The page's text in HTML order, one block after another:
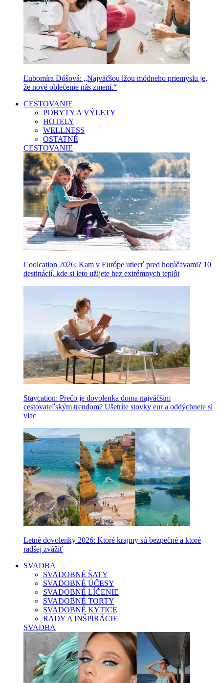
Ľubomíra Dóšová: „Najväčšou lžou módneho priemyslu je,
že nové oblečenie nás zmení.“
CESTOVANIE
POBYTY A VÝLETY
HOTELY
WELLNESS
OSTATNÉ
CESTOVANIE
Coolcation 2026: Kam v Európe utiecť pred horúčavami? 10
destinácií, kde si leto užijete bez extrémnych teplôt
Staycation: Prečo je dovolenka doma najväčším
cestovateľským trendom? Ušetríte stovky eur a oddýchnete si
viac
Letné dovolenky 2026: Ktoré krajiny sú bezpečné a ktoré
radšej zvážiť
SVADBA
SVADOBNÉ ŠATY
SVADOBNÉ ÚČESY
SVADOBNÉ LÍČENIE
SVADOBNÉ TORTY
SVADOBNÉ KYTICE
RADY A INŠPIRÁCIE
SVADBA